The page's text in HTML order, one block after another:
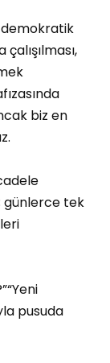
demokratik
biz en
günlerce tek
pusuda